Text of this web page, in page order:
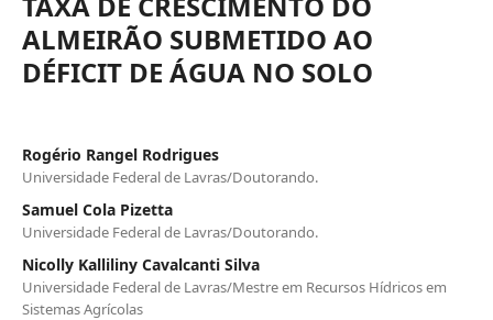
ALMEIRÃO SUBMETIDO AO
DÉFICIT DE ÁGUA NO SOLO
Rogério Rangel Rodrigues
Universidade Federal de Lavras/Doutorando.
Samuel Cola Pizetta
Universidade Federal de Lavras/Doutorando.
Nicolly Kalliliny Cavalcanti Silva
Universidade Federal de Lavras/Mestre em Recursos Hídricos em
Sistemas Agrícolas